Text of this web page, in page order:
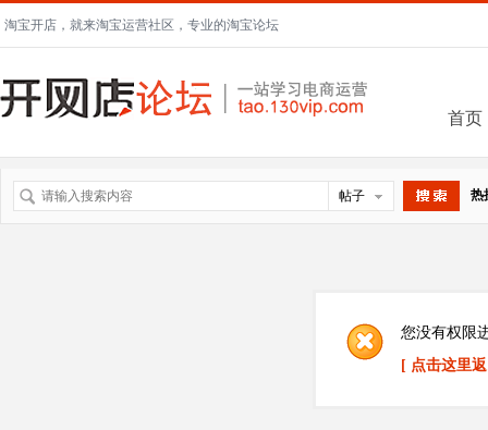
淘宝开店，就来淘宝运营社区，专业的淘宝论坛
首页
帖子 热
您没有权限
[ 点击这里